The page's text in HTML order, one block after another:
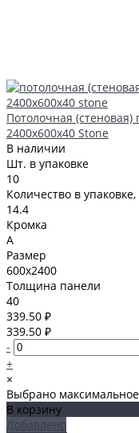
Потолочная
2400x600x40 Stone
В наличии
Шт. в упаковке
10
Количество в
14.4
Кромка
A
Размер
600x2400
Толщина панели
40
339.50 ₽
339.50 ₽
-
+
×
Выбрано максимальное
В корзину
Добавлено